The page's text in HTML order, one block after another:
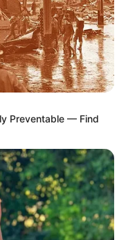
Preventable — Find